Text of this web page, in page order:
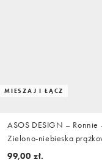
MIESZAJ I ŁĄCZ
ASOS DESIGN – Ronnie
Zielono-niebieska
góra od bikini Santorini z
99,00 zł.